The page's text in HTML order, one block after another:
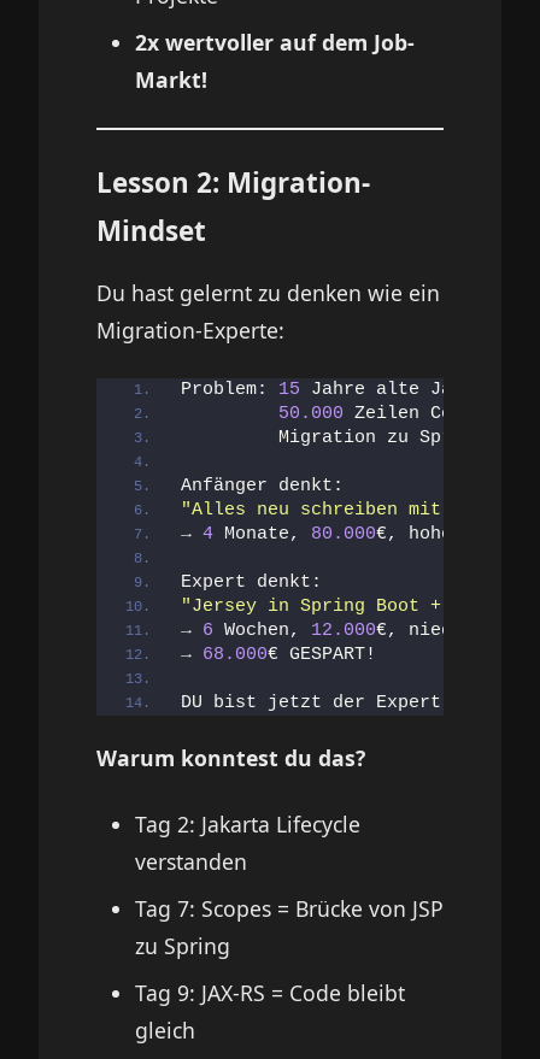
2x wertvoller auf dem Job-
Markt!
Lesson 2: Migration-
Mindset
Du hast gelernt zu denken wie ein
Migration-Experte:
Problem: 15 Jahre alte Java EE
50.000 Zeilen Code
Migration zu Spring
Anfänger denkt:
"Alles neu schreiben mit Spring
→ 4 Monate, 80.000€, hohes Risiko
Expert denkt:
"Jersey in Spring Boot + Minimal-
→ 6 Wochen, 12.000€, niedriges
→ 68.000€ GESPART!
DU bist jetzt der Expert!
Warum konntest du das?
Tag 2: Jakarta Lifecycle
verstanden
Tag 7: Scopes = Brücke von JSP
zu Spring
Tag 9: JAX-RS = Code bleibt
gleich